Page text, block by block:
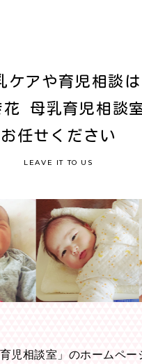
ケアや育児相談は
花 母乳育児相談
お任せください
LEAVE IT TO US
児相談室」のホームペー